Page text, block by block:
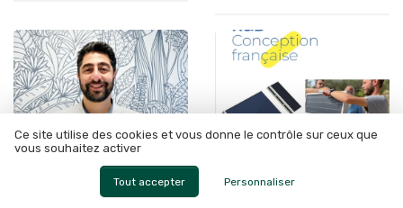
Ce site utilise des cookies et vous donne le contrôle sur ceux que
vous souhaitez activer
Tout accepter Personnaliser